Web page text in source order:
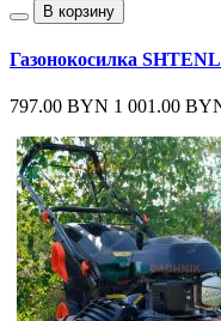
В корзину
Газонокосилка
797.00 BYN 1 001.00